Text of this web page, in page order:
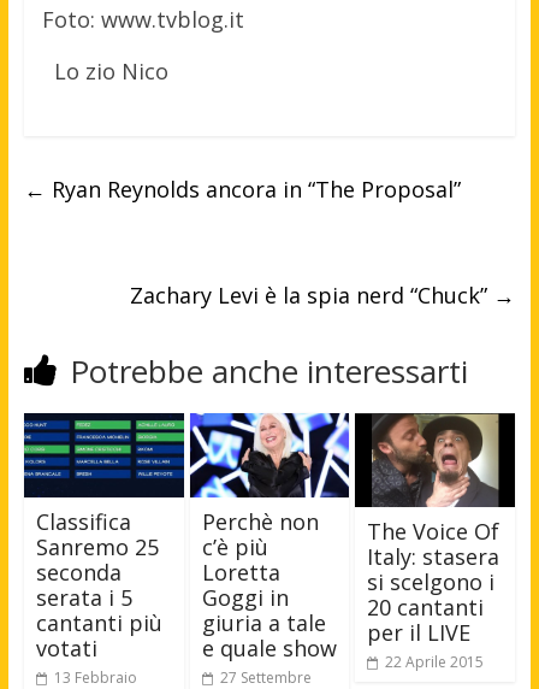
Foto: www.tvblog.it
Lo zio Nico
← Ryan Reynolds ancora in “The Proposal”
Zachary Levi è la spia nerd “Chuck” →
Potrebbe anche interessarti
Classifica
Sanremo 25
seconda
serata i 5
cantanti più
votati
13 Febbraio
Perchè non
c’è più
Loretta
Goggi in
giuria a tale
e quale show
27 Settembre
The Voice Of
Italy: stasera
si scelgono i
20 cantanti
per il LIVE
22 Aprile 2015